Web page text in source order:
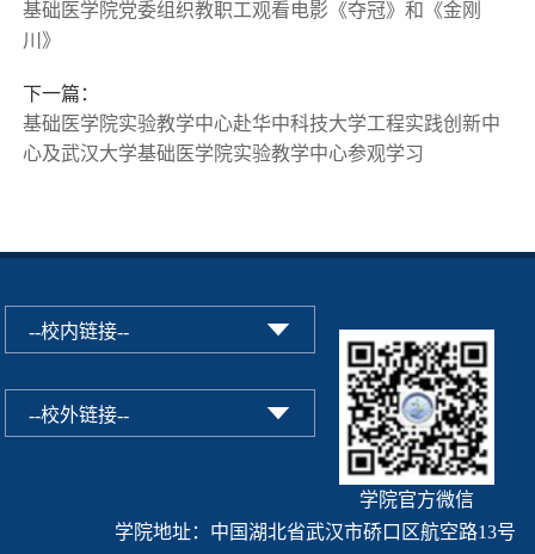
基础医学院党委组织教职工观看电影《夺冠》和《金刚
川》
下一篇：
基础医学院实验教学中心赴华中科技大学工程实践创新中
心及武汉大学基础医学院实验教学中心参观学习
学院官方微信
学院地址：中国湖北省武汉市硚口区航空路13号